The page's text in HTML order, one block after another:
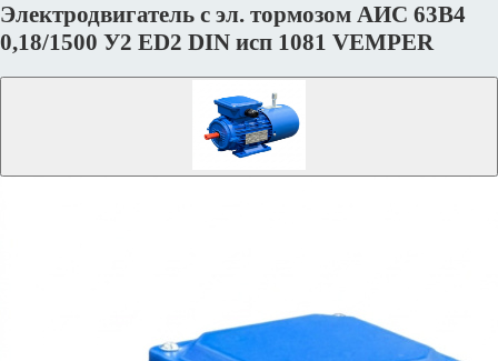
Электродвигатель с эл. тормозом АИС 63В4
0,18/1500 У2 ED2 DIN исп 1081 VEMPER